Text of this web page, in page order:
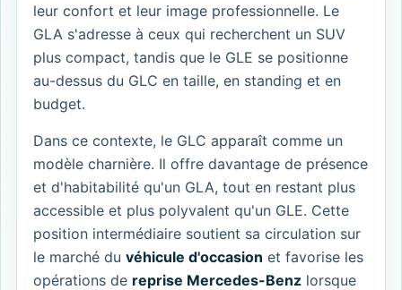
leur confort et leur image professionnelle. Le
GLA s'adresse à ceux qui recherchent un SUV
plus compact, tandis que le GLE se positionne
au-dessus du GLC en taille, en standing et en
budget.
Dans ce contexte, le GLC apparaît comme un
modèle charnière. Il offre davantage de présence
et d'habitabilité qu'un GLA, tout en restant plus
accessible et plus polyvalent qu'un GLE. Cette
position intermédiaire soutient sa circulation sur
le marché du véhicule d'occasion et favorise les
opérations de reprise Mercedes-Benz lorsque